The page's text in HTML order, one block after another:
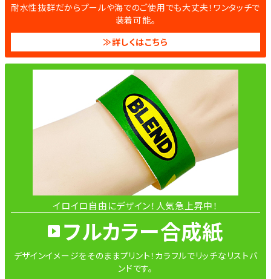
耐水性抜群だからプールや海でのご使用でも大丈夫！ワンタッチで
装着可能。
≫詳しくはこちら
イロイロ自由にデザイン！人気急上昇中！
フルカラー合成紙
デザインイメージをそのままプリント！カラフルでリッチなリストバ
ンドです。